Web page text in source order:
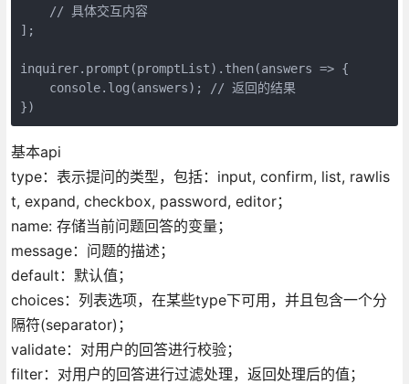
    // 具体交互内容
];
inquirer.prompt(promptList).then(answers => {
    console.log(answers); // 返回的结果
})
基本api
type：表示提问的类型，包括：input, confirm, list, rawlis
t, expand, checkbox, password, editor；
name: 存储当前问题回答的变量；
message：问题的描述；
default：默认值；
choices：列表选项，在某些type下可用，并且包含一个分
隔符(separator)；
validate：对用户的回答进行校验；
filter：对用户的回答进行过滤处理，返回处理后的值；